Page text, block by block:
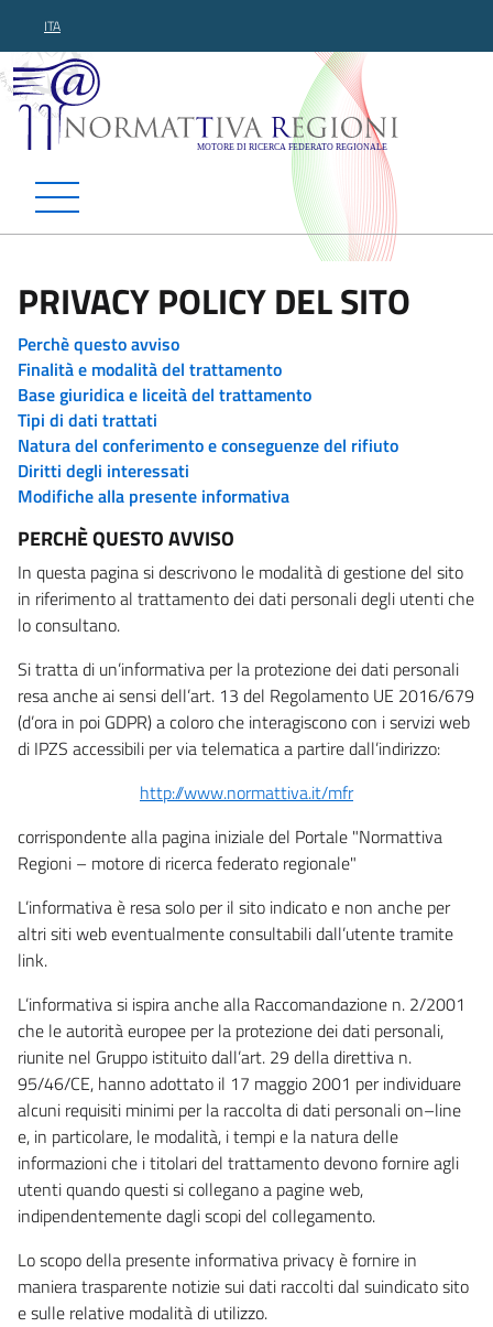
ITA
Normattiva Regioni -
PRIVACY POLICY DEL SITO
Perchè questo avviso
Finalità e modalità del trattamento
Base giuridica e liceità del trattamento
Tipi di dati trattati
Natura del conferimento e conseguenze del rifiuto
Diritti degli interessati
Modifiche alla presente informativa
PERCHÈ QUESTO AVVISO
In questa pagina si descrivono le modalità di gestione del sito
in riferimento al trattamento dei dati personali degli utenti che
lo consultano.
Si tratta di un’informativa per la protezione dei dati personali
resa anche ai sensi dell’art. 13 del Regolamento UE 2016/679
(d’ora in poi GDPR) a coloro che interagiscono con i servizi web
di IPZS accessibili per via telematica a partire dall’indirizzo:
http://www.normattiva.it/mfr
corrispondente alla pagina iniziale del Portale "Normattiva
Regioni – motore di ricerca federato regionale"
L’informativa è resa solo per il sito indicato e non anche per
altri siti web eventualmente consultabili dall’utente tramite
link.
L’informativa si ispira anche alla Raccomandazione n. 2/2001
che le autorità europee per la protezione dei dati personali,
riunite nel Gruppo istituito dall’art. 29 della direttiva n.
95/46/CE, hanno adottato il 17 maggio 2001 per individuare
alcuni requisiti minimi per la raccolta di dati personali on–line
e, in particolare, le modalità, i tempi e la natura delle
informazioni che i titolari del trattamento devono fornire agli
utenti quando questi si collegano a pagine web,
indipendentemente dagli scopi del collegamento.
Lo scopo della presente informativa privacy è fornire in
maniera trasparente notizie sui dati raccolti dal suindicato sito
e sulle relative modalità di utilizzo.